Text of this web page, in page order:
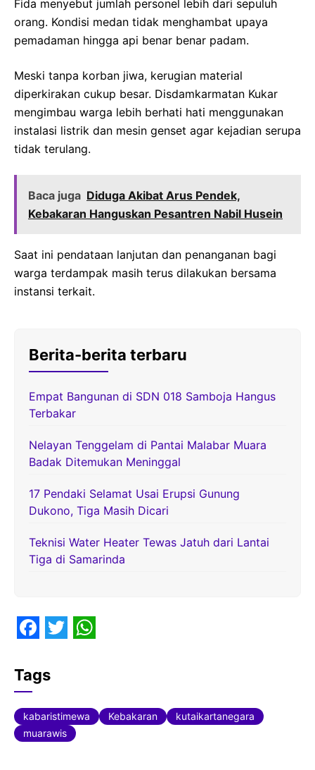
Fida menyebut jumlah personel lebih dari sepuluh
orang. Kondisi medan tidak menghambat upaya
pemadaman hingga api benar benar padam.
Meski tanpa korban jiwa, kerugian material
diperkirakan cukup besar. Disdamkarmatan Kukar
mengimbau warga lebih berhati hati menggunakan
instalasi listrik dan mesin genset agar kejadian serupa
tidak terulang.
Baca juga Diduga Akibat Arus Pendek,
Kebakaran Hanguskan Pesantren Nabil Husein
Saat ini pendataan lanjutan dan penanganan bagi
warga terdampak masih terus dilakukan bersama
instansi terkait.
Berita-berita terbaru
Empat Bangunan di SDN 018 Samboja Hangus
Terbakar
Nelayan Tenggelam di Pantai Malabar Muara
Badak Ditemukan Meninggal
17 Pendaki Selamat Usai Erupsi Gunung
Dukono, Tiga Masih Dicari
Teknisi Water Heater Tewas Jatuh dari Lantai
Tiga di Samarinda
a
c
e
b
w
t
t
t
s
Tags
kabaristimewa Kebakaran
kutaikartanegara
muarawis